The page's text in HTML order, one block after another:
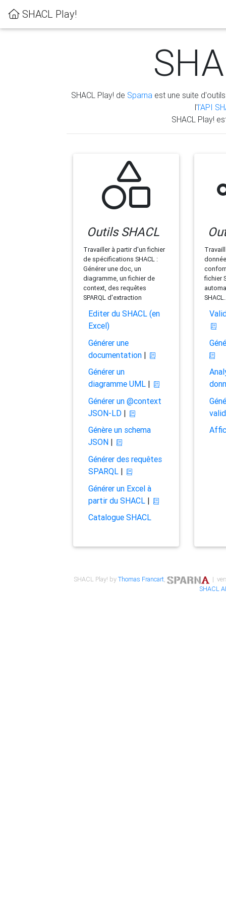
SHACL Play!
SHACL Play! de Sparna est une suite
l'l'API
SHACL Play!
Outils SHACL
Travailler à partir d'un fichier
de spécifications SHACL :
Générer une doc, un
diagramme, un fichier de
context, des requêtes
SPARQL d'extraction
Editer du SHACL (en
Excel)
Générer une
documentation|
Générer un
diagramme UML|
Générer un @context
JSON-LD|
Génère un schema
JSON|
Générer des requêtes
SPARQL|
Générer un Excel à
partir du SHACL|
Catalogue SHACL
fichier
SHACL.
SHACL Play! byThomas Francart,
|
SHACL